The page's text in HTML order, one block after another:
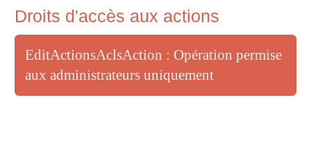
Droits d'accès aux actions
EditActionsAclsAction : Opération permise
aux administrateurs uniquement